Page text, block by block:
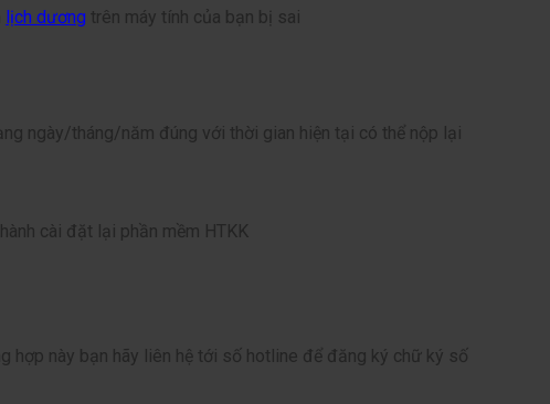
lịch dương trên máy tính của bạn bị sai
ngày/tháng/năm đúng với thời gian hiện tại có thể nộp lại
cài đặt lại phần mềm HTKK
hợp này bạn hãy liên hệ tới số hotline để đăng ký chữ ký số